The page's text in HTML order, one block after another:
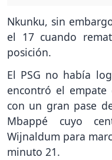
Nkunku, sin
el 17 cuando
posición.
El PSG no había
encontró el
con un gran pase
Mbappé cuyo
Wijnaldum para
minuto 21.